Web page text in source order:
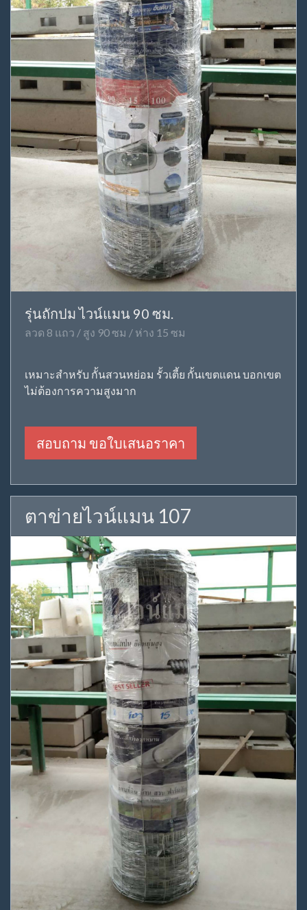
รุ่นถักปม ไวน์แมน 90 ซม.
ลวด 8 แถว / สูง 90 ซม / ห่าง 15 ซม
เหมาะสำหรับ กั้นสวนหย่อม รั้วเตี้ย กั้นเขตแดน บอกเขต
ไม่ต้องการความสูงมาก
สอบถาม ขอใบเสนอราคา
ตาข่ายไวน์แมน 107